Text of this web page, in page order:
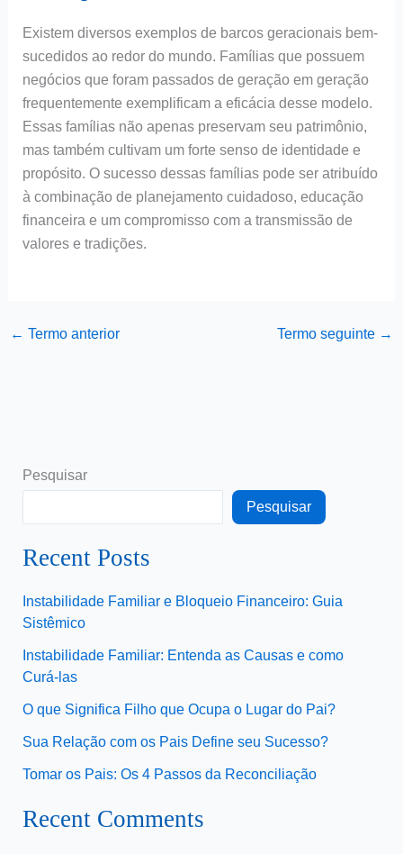
Existem diversos exemplos de barcos geracionais bem-
sucedidos ao redor do mundo. Famílias que possuem
negócios que foram passados de geração em geração
frequentemente exemplificam a eficácia desse modelo.
Essas famílias não apenas preservam seu patrimônio,
mas também cultivam um forte senso de identidade e
propósito. O sucesso dessas famílias pode ser atribuído
à combinação de planejamento cuidadoso, educação
financeira e um compromisso com a transmissão de
valores e tradições.
← Termo anterior Termo seguinte →
Pesquisar
Pesquisar
Recent Posts
Instabilidade Familiar e Bloqueio Financeiro: Guia
Sistêmico
Instabilidade Familiar: Entenda as Causas e como
Curá-las
O que Significa Filho que Ocupa o Lugar do Pai?
Sua Relação com os Pais Define seu Sucesso?
Tomar os Pais: Os 4 Passos da Reconciliação
Recent Comments